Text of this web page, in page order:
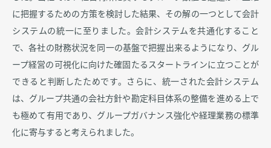
に把握するための方策を検討した結果、その解の一つとして会計
システムの統一に至りました。会計システムを共通化すること
で、各社の財務状況を同一の基盤で把握出来るようになり、グル
ープ経営の可視化に向けた確固たるスタートラインに立つことが
できると判断したためです。さらに、統一された会計システム
は、グループ共通の会社方針や勘定科目体系の整備を進める上で
も極めて有用であり、グループガバナンス強化や経理業務の標準
化に寄与すると考えられました。